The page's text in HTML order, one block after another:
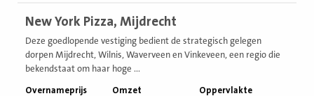
New York Pizza, Mijdrecht
Deze goedlopende vestiging bedient de strategisch gelegen
dorpen Mijdrecht, Wilnis, Waverveen en Vinkeveen, een regio die
bekendstaat om haar hoge ...
Overnameprijs
Omzet
Oppervlakte
vestiging